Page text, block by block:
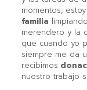
momentos,
familia
merendero y la
que cuando yo
siempre me da
recibimos
nuestro trabajo